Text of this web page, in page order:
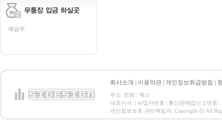
예금주:
회사소개 이용약관 개인정보취급방침
주소: 전화 : 팩스 :
대표이사: | 사업자번호 | 통신판매업신고번호 :
개인정보보호 관리책임자: Copyright ⓒ All